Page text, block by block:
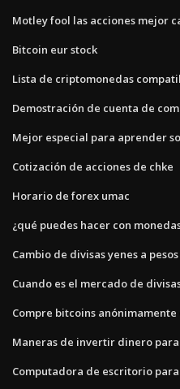
Motley fool las acciones mejor
Bitcoin eur stock
Lista de criptomonedas
Demostración de cuenta de
Mejor especial para aprender
Cotización de acciones de chke
Horario de forex umac
¿qué puedes hacer con
Cambio de divisas yenes a pesos
Cuando es el mercado de
Compre bitcoins
Maneras de invertir dinero
Computadora de escritorio